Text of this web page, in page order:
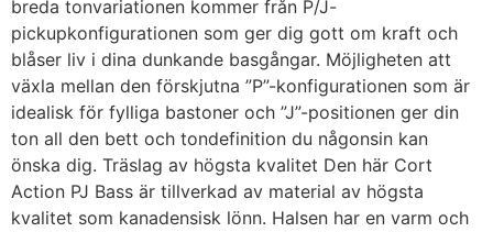
breda tonvariationen kommer från P/J-
pickupkonfigurationen som ger dig gott om kraft och
blåser liv i dina dunkande basgångar. Möjligheten att
växla mellan den förskjutna ”P”-konfigurationen som är
idealisk för fylliga bastoner och ”J”-positionen ger din
ton all den bett och tondefinition du någonsin kan
önska dig. Träslag av högsta kvalitet Den här Cort
Action PJ Bass är tillverkad av material av högsta
kvalitet som kanadensisk lönn. Halsen har en varm och